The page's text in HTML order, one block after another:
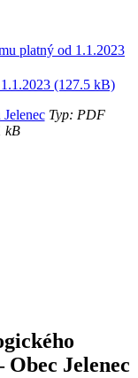
(127.5 kB)
Typ: PDF
kB
Jelenec